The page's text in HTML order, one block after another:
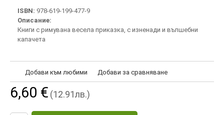
ISBN: 978-619-199-477-9
Описание:
Книги с римувана весела приказка, с изненади и вълшебни
капачета
Добави към любими Добави за сравняване
6,60 € (12.91лв.)